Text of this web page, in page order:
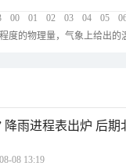
00 01 02 03 04 05
度的物理量，气象上给出
降雨进程表出炉 后
08 13:19